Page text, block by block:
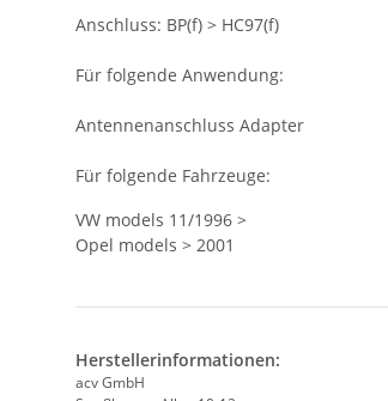
Anschluss: BP(f) > HC97(f)
Für folgende Anwendung:
Antennenanschluss Adapter
Für folgende Fahrzeuge:
VW models 11/1996 >
Opel models > 2001
Herstellerinformationen:
acv GmbH